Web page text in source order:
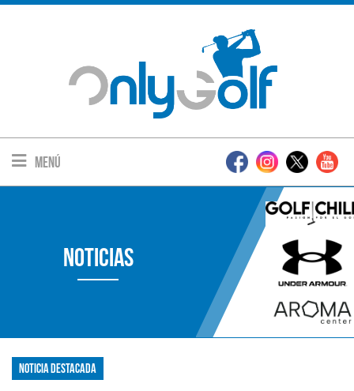
Menú
Noticias
Noticia destacada